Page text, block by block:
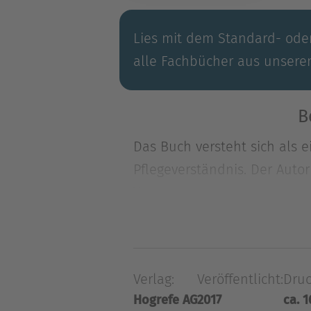
Lies mit dem Standard-
alle Fachbücher aus
Das Buch versteht sich als
Pflegeverständnis. Der
Das Buch versteht sich als
fachkompetent sind,
Ehrlichkeit, Mut und
Verlag:
Hogrefe AG
Veröffentlicht:
2017 ca.